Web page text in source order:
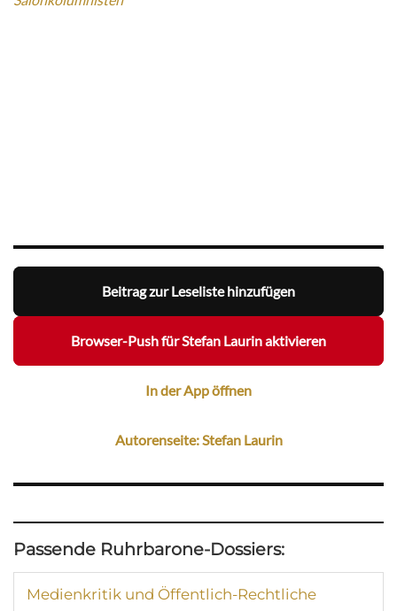
Beitrag zur Leseliste hinzufügen
Browser-Push für Stefan Laurin aktivieren
In der App öffnen
Autorenseite: Stefan Laurin
Passende Ruhrbarone-Dossiers:
Medienkritik und Öffentlich-Rechtliche